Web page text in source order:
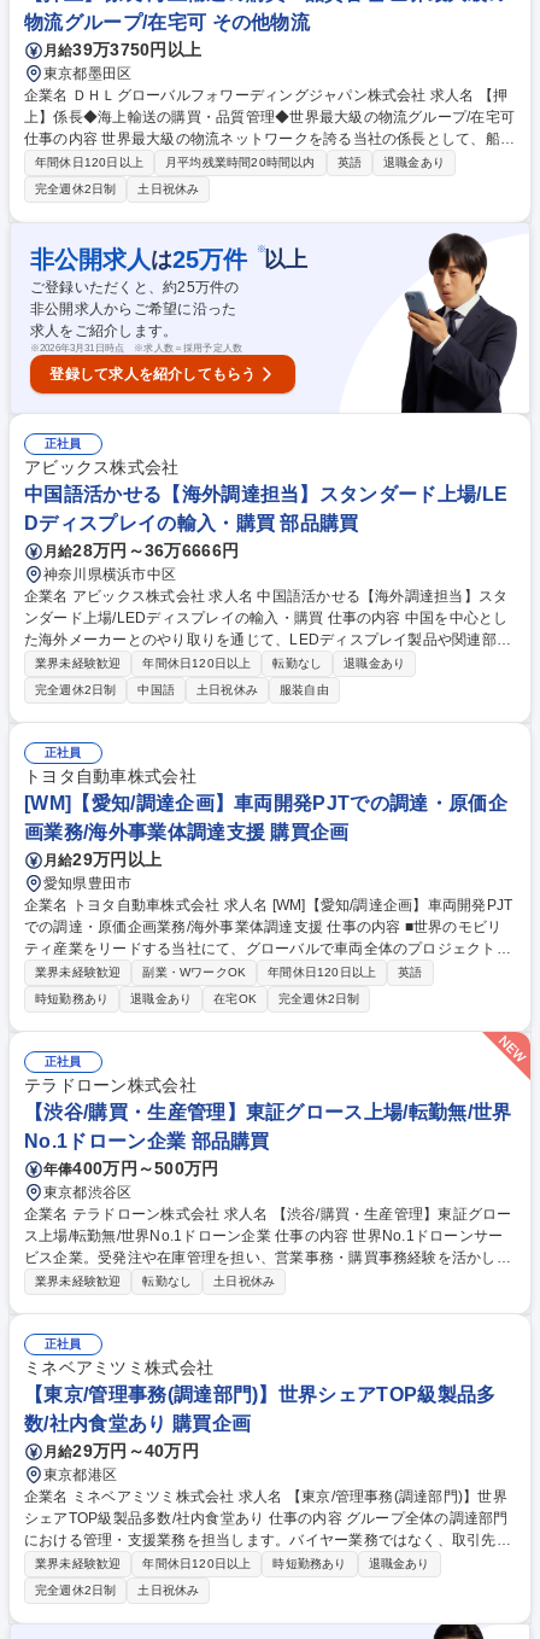
補)】海外現地と協業をしたSCM改革の推進
物流グループ/在宅可 その他物流
月給39万3750円以上
東京都墨田区
企業名 ＤＨＬグローバルフォワーディングジャパン株式会社 求人名 【押
上】係長◆海上輸送の購買・品質管理◆世界最大級の物流グループ/在宅可
仕事の内容 世界最大級の物流ネットワークを誇る当社の係長として、船会
社・国内協力会社等からの購買と品質管理をお任せします。市場の需給予
測から戦略策定、価格設定まで、ビジネスの根幹に関わる重要なポジショ
ンです。 【詳細】 ■コンテナ貸切や混載輸送における戦略策定、顧客から
の見積依頼対応 ■マーケット需給予測、分析による販売価格設定 ■船会社
や協力会社に対する輸送価格や積載スペースの交渉・調整・提案 ■船会社
や協力会社との関係構築、新規契約、評価、定例会議などの管理業務 ■新
規・既存顧客への同行訪問、入札・見積もり支援等 募集職種 【押上】係
長◆海上輸送の購買・品質管理◆世界最大級の物流グループ/在宅可
年間休日120日以上 月平均残業時間20時間以内 英語
退職金あり
完全週休2日制
土日祝休み
非公開求人 は25万件 ※以上
ご登録いただくと、約25万件の
非公開求人からご希望に沿った
求人をご紹介します。
※2026年3月31日時点 ※求人数＝採用予定人数
登録して求人を紹介してもらう
正社員
アビックス株式会社
中国語活かせる【海外調達担当】スタンダード上場/LE
Dディスプレイの輸入・購買 部品購買
月給28万円～36万6666円
神奈川県横浜市中区
企業名 アビックス株式会社 求人名 中国語活かせる【海外調達担当】スタ
ンダード上場/LEDディスプレイの輸入・購買 仕事の内容 中国を中心とし
た海外メーカーとのやり取りを通じて、LEDディスプレイ製品や関連部材
の調達を担当。品質・コスト・納期(QCD)のバランスを意識しながら、製
品の安定供給に貢献する重要なポジションです。 ・中国を中心としたLED
メーカーとの折衝・交渉 ・発注、納期管理・調整 ・製品仕様や価格の確
認・見積取得 ・サンプル確認や品質チェックの対応 ★必要に応じて中国
の現地出張あり 募集職種 中国語活かせる【海外調達担当】スタンダード
上場/LEDディスプレイの輸入・購買
業界未経験歓迎 年間休日120日以上 転勤なし
退職金あり
完全週休2日制
中国語 土日祝休み 服装自由
正社員
トヨタ自動車株式会社
[WM]【愛知/調達企画】車両開発PJTでの調達・原価企
画業務/海外事業体調達支援 購買企画
月給29万円以上
愛知県豊田市
企業名 トヨタ自動車株式会社 求人名 [WM]【愛知/調達企画】車両開発PJT
での調達・原価企画業務/海外事業体調達支援 仕事の内容 ■世界のモビリ
ティ産業をリードする当社にて、グローバルで車両全体のプロジェクトマ
ネジメントを通じた、発注戦略立案と仕入先決定管理/原価低減戦略立案を
お任せします。 【詳細】■車両開発プロジェクトの調達プロジェクトマネ
ジメント(カローラ、ヤリスなどの中・小型車 もしくは レクサス・GR・
電動車を担当) ■海外事業体調達業務の支援(発注戦略立案、現地調達化支
援等) 【ミッション】車両原価における外注品原価割合は7割を越え、トヨ
タの調達は安全/品質/供給/原価を造り込む役割を担っています。その役割
を体現し競争力確保するための調達・原価低減戦略を立案いただきます。
募集職種 [WM]【愛知/調達企画】車両開発PJTでの調達・原価企画業務/海
外事業体調達支援
業界未経験歓迎 副業・WワークOK 年間休日120日以上
英語
時短勤務あり
退職金あり 在宅OK 完全週休2日制
正社員
テラドローン株式会社
【渋谷/購買・生産管理】東証グロース上場/転勤無/世界
No.1ドローン企業 部品購買
年俸400万円～500万円
東京都渋谷区
企業名 テラドローン株式会社 求人名 【渋谷/購買・生産管理】東証グロー
ス上場/転勤無/世界No.1ドローン企業 仕事の内容 世界No.1ドローンサー
ビス企業。受発注や在庫管理を担い、営業事務・購買事務経験を活かして
SCM領域へキャリアアップできるポジションです。 【詳細】■受注予測・
ロセスに携われます。国内外を含めたサプライチェーンの構築や、マニュ
アル作成・業務標準化を主導する「ハブ」として中心的な役割を担えるや
りがいがあります。多様なドローンプロダクトの量産化に貢献できるポジ
ションです。 募集職種 【渋谷/購買・生産管理】東証グロース上場/転勤無/
世界No.1ドローン企業
業界未経験歓迎 転勤なし 土日祝休み
正社員
ミネベアミツミ株式会社
【東京/管理事務(調達部門)】世界シェアTOP級製品多
数/社内食堂あり 購買企画
月給29万円～40万円
東京都港区
企業名 ミネベアミツミ株式会社 求人名 【東京/管理事務(調達部門)】世界
シェアTOP級製品多数/社内食堂あり 仕事の内容 グループ全体の調達部門
における管理・支援業務を担当します。バイヤー業務ではなく、取引先や
契約の管理、取適法・独占禁止法等のコンプライアンス対応、CSR推進な
ど多岐にわたる本部機能業務をお任せします。 【詳細】■取引先情報管
理、および取引基本契約管理業務■取適法、独占禁止法など行政・コンプ
ライアンス対応業務(法改正のグループ内周知、自主監査、立ち入り監査
業界未経験歓迎 年間休日120日以上 時短勤務あり
退職金あり
完全週休2日制
土日祝休み